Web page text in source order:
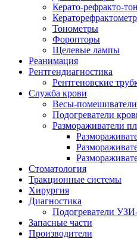
Керато-рефракто-
Тонометры
Форопторы
Щелевые лампы
Реанимация
Рентгендиагностика
Рентгеновские
Служба крови
Весы-помешиватели
Подогреватели
Размораживатели
Стоматология
Тракционные системы
Хирургия
Диагностика
Подогреватели
Запасные части
Производители